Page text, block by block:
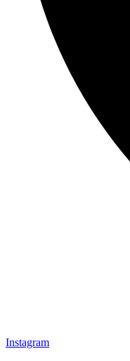
Instagram